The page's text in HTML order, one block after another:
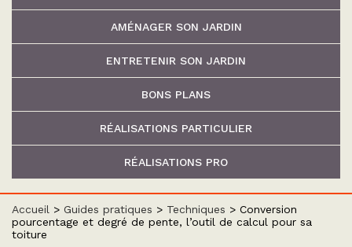
AMÉNAGER SON JARDIN
ENTRETENIR SON JARDIN
BONS PLANS
RÉALISATIONS PARTICULIER
RÉALISATIONS PRO
Accueil > Guides pratiques > Techniques > Conversion
pourcentage et degré de pente, l’outil de calcul pour sa
toiture